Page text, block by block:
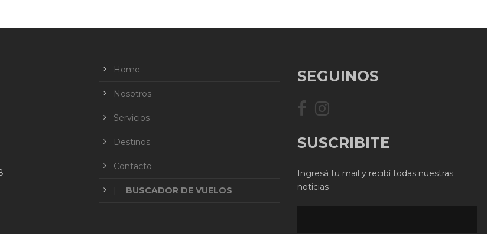
Home
Nosotros
Servicios
Destinos
Contacto
| BUSCADOR DE VUELOS
SEGUINOS
SUSCRIBITE
Ingresá tu mail y recibí todas nuestras
noticias